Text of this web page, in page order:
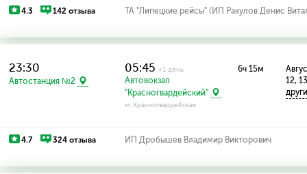
4.3 142 отзыва ТА "Липецкие рейсы" (ИП Ракулов Денис
23:30
Автостанция №2
05:45+1 день
Автовокзал
"Красногвардейский"
м. Красногвардейская
6ч 15м
12,
4.7 324 отзыва ИП Дробышев Владимир Викторович